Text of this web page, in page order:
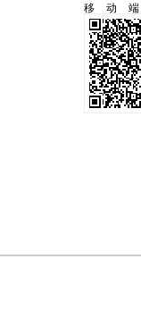
移动